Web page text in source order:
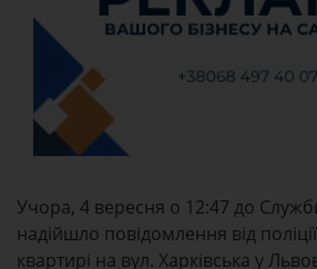
Учора, 4 вересня о 12:47 до
надійшло повідомлення від
квартирі на вул. Харківська у